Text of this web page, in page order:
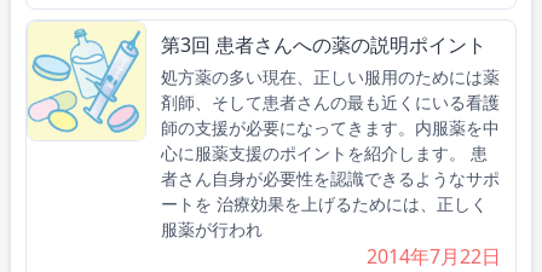
第3回 患者さんへの薬の説明ポイント
処方薬の多い現在、正しい服用のためには薬
剤師、そして患者さんの最も近くにいる看護
師の支援が必要になってきます。内服薬を中
心に服薬支援のポイントを紹介します。 患
者さん自身が必要性を認識できるようなサポ
ートを 治療効果を上げるためには、正しく
服薬が行われ
2014年7月22日